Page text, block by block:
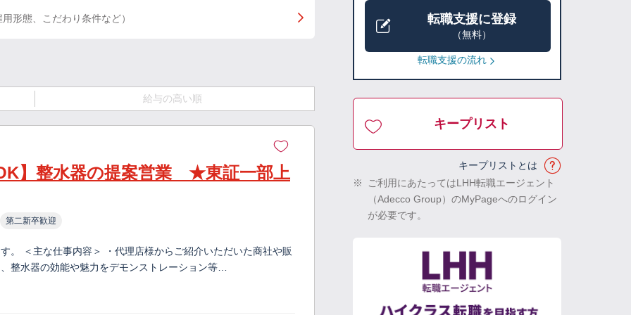
形態、こだわり条件など）
給与の高い順
】整水器の提案営業 ★東証一部上
第二新卒歓迎
。 ＜主な仕事内容＞ ・代理店様からご紹介いただいた商社や販
整水器の効能や魅力をデモンストレーション等…
転職支援に登録
（無料）
転職支援の流れ
キープリスト
キープリストとは
※
ご利用にあたってはLHH転職エージェント
（Adecco Group）のMyPageへのログイン
が必要です。